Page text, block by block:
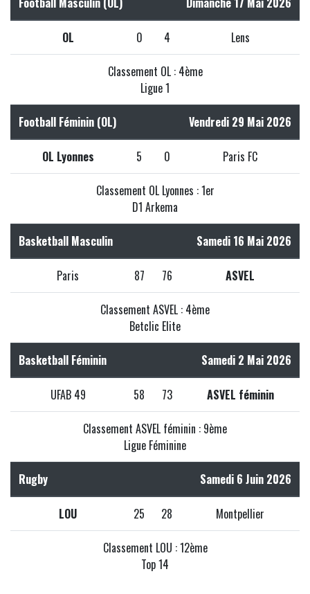
OL 0 4 Lens
Classement OL : 4ème
Ligue 1
Football Féminin (OL) Vendredi 29 Mai 2026
OL Lyonnes 5 0 Paris FC
Classement OL Lyonnes : 1er
D1 Arkema
Basketball Masculin Samedi 16 Mai 2026
Paris 87 76 ASVEL
Classement ASVEL : 4ème
Betclic Elite
Basketball Féminin Samedi 2 Mai 2026
UFAB 49 58 73 ASVEL féminin
Classement ASVEL féminin : 9ème
Ligue Féminine
Rugby Samedi 6 Juin 2026
LOU 25 28 Montpellier
Classement LOU : 12ème
Top 14